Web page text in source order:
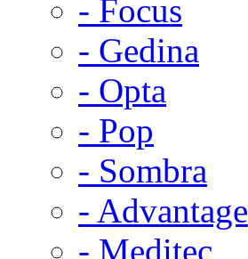
- Focus
- Gedina
- Opta
- Pop
- Sombra
- Advantage
- Meditec